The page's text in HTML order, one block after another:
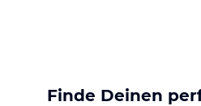
Finde Deinen